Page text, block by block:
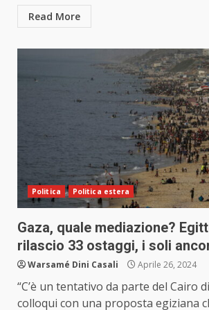
Read More
Politica Politica estera
Gaza, quale mediazione?
rilascio 33 ostaggi, i soli
Warsamé Dini Casali Aprile 26, 2024
“C’è un tentativo da parte del Cairo
colloqui con una proposta egiziana